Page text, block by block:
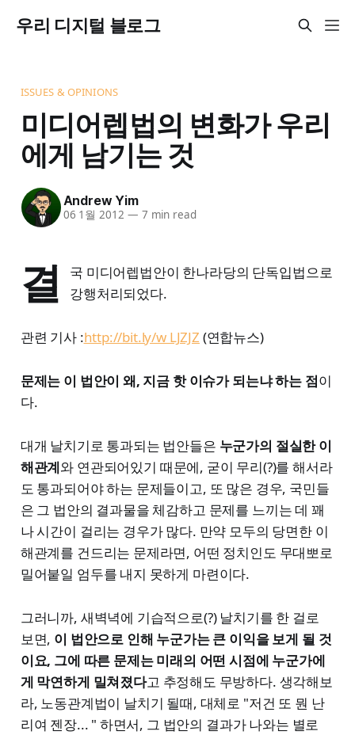
우리 디지털 블로그
ISSUES & OPINIONS
미디어렙법의 변화가 우리
에게 남기는 것
Andrew Yim
06 1월 2012 — 7 min read
결
국 미디어렙법안이 한나라당의 단독입법으로
강행처리되었다.
관련 기사 :http://bit.ly/w LJZJZ (연합뉴스)
문제는 이 법안이 왜, 지금 핫 이슈가 되는냐 하는 점이
다.
대개 날치기로 통과되는 법안들은 누군가의 절실한 이
해관계와 연관되어있기 때문에, 굳이 무리(?)를 해서라
도 통과되어야 하는 문제들이고, 또 많은 경우, 국민들
은 그 법안의 결과물을 체감하고 문제를 느끼는 데 꽤
나 시간이 걸리는 경우가 많다. 만약 모두의 당면한 이
해관계를 건드리는 문제라면, 어떤 정치인도 무대뽀로
밀어붙일 엄두를 내지 못하게 마련이다.
그러니까, 새벽녁에 기습적으로(?) 날치기를 한 걸로
보면, 이 법안으로 인해 누군가는 큰 이익을 보게 될 것
이요, 그에 따른 문제는 미래의 어떤 시점에 누군가에
게 막연하게 밀쳐졌다고 추정해도 무방하다. 생각해보
라, 노동관계법이 날치기 될때, 대체로 "저건 또 뭔 난
리여 젠장... " 하면서, 그 법안의 결과가 나와는 별로